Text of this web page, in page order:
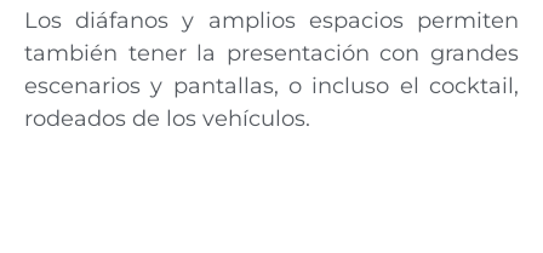
Los diáfanos y amplios espacios permiten
también tener la presentación con grandes
escenarios y pantallas, o incluso el cocktail,
rodeados de los vehículos.